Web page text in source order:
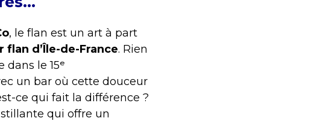
, le flan est un art à part
d’Île-de-France. Rien
dans le 15ᵉ
un bar où cette douceur
ce qui fait la différence ?
qui offre un